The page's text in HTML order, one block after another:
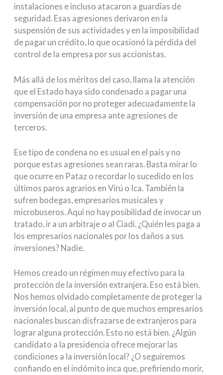
instalaciones e incluso atacaron a guardias de
seguridad. Esas agresiones derivaron en la
suspensión de sus actividades y en la imposibilidad
de pagar un crédito, lo que ocasionó la pérdida del
control de la empresa por sus accionistas.
Más allá de los méritos del caso, llama la atención
que el Estado haya sido condenado a pagar una
compensación por no proteger adecuadamente la
inversión de una empresa ante agresiones de
terceros.
Ese tipo de condena no es usual en el país y no
porque estas agresiones sean raras. Basta mirar lo
que ocurre en Pataz o recordar lo sucedido en los
últimos paros agrarios en Virú o Ica. También la
sufren bodegas, empresarios musicales y
microbuseros. Aquí no hay posibilidad de invocar un
tratado, ir a un arbitraje o al Ciadi. ¿Quién les paga a
los empresarios nacionales por los daños a sus
inversiones? Nadie.
Hemos creado un régimen muy efectivo para la
protección de la inversión extranjera. Eso está bien.
Nos hemos olvidado completamente de proteger la
inversión local, al punto de que muchos empresarios
nacionales buscan disfrazarse de extranjeros para
lograr alguna protección. Esto no está bien. ¿Algún
candidato a la presidencia ofrece mejorar las
condiciones a la inversión local? ¿O seguiremos
confiando en el indómito inca que, prefiriendo morir,